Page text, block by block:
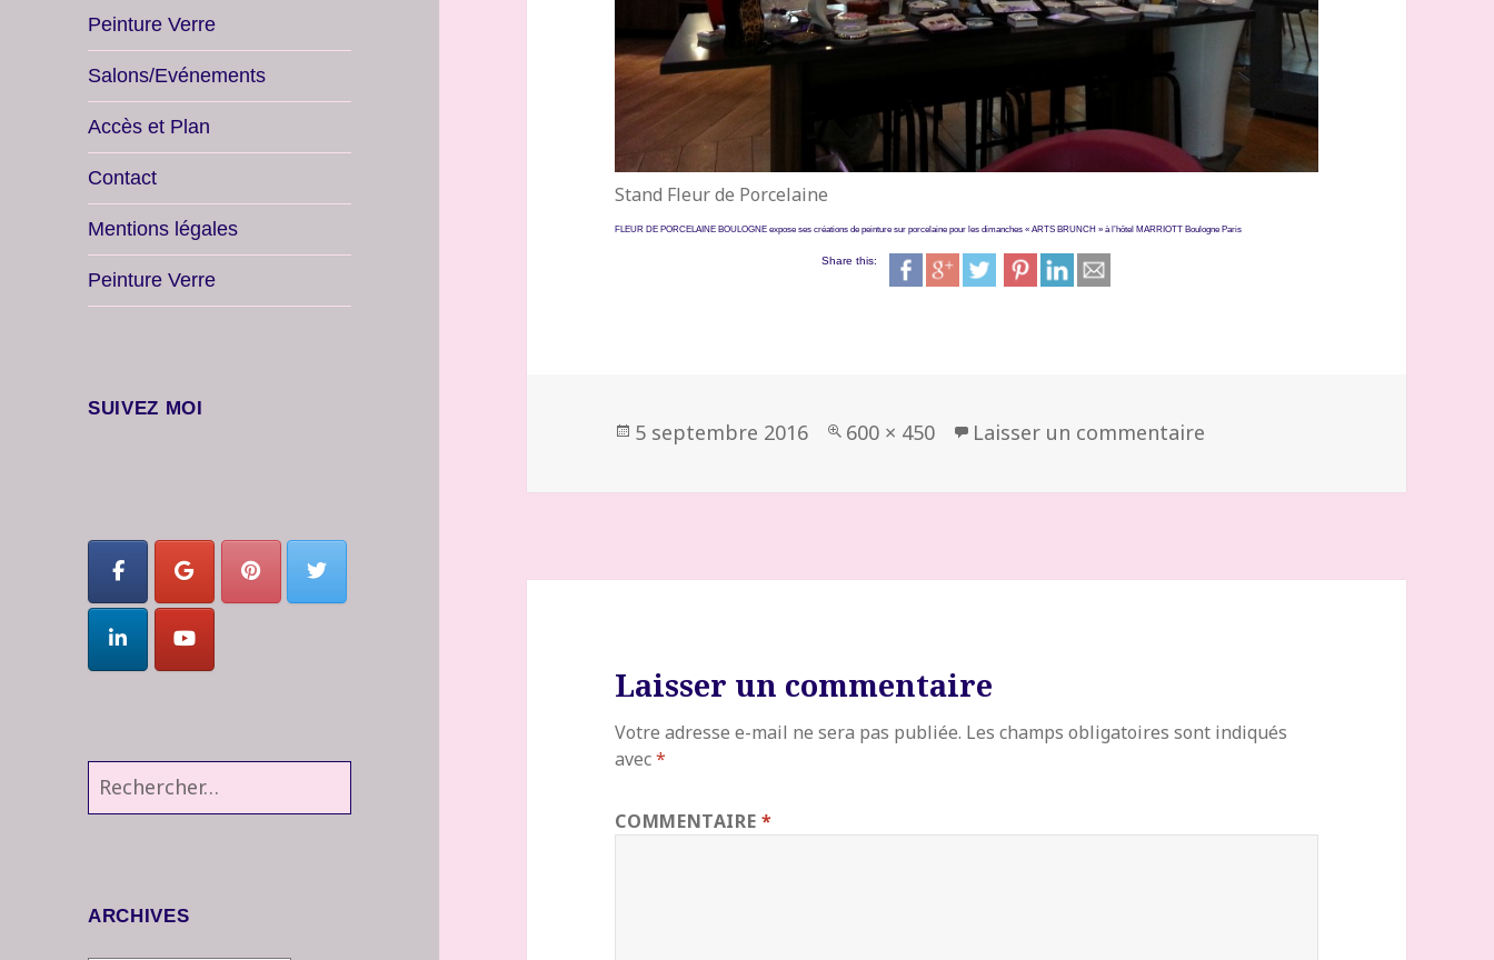
Peinture Verre
Salons/Evénements
Accès et Plan
Contact
Mentions légales
Peinture Verre
SUIVEZ MOI
ARCHIVES
Stand Fleur de Porcelaine
FLEUR DE PORCELAINE BOULOGNE expose ses créations de peinture sur porcelaine pour les dimanches « ARTS BRUNCH » à l’hôtel MARRIOTT Boulogne Paris
Share this:
Publié
5 septembre 2016
Taille
600 × 450 Laisser un commentaire
Laisser un commentaire
Votre adresse e-mail ne sera pas publiée. Les champs obligatoires sont indiqués
avec*
COMMENTAIRE*